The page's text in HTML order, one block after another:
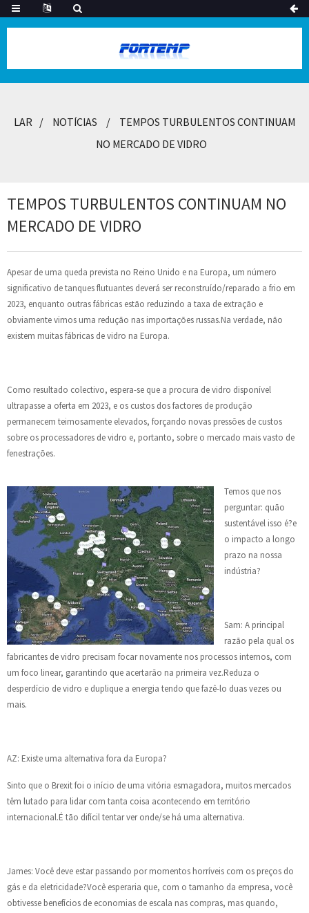
LAR NOTÍCIAS
TEMPOS TURBULENTOS CONTINUAM
NO MERCADO DE VIDRO
TEMPOS TURBULENTOS CONTINUAM NO
MERCADO DE VIDRO
Apesar de uma queda prevista no Reino Unido e na Europa, um número
significativo de tanques flutuantes deverá ser reconstruído/reparado a frio em
2023, enquanto outras fábricas estão reduzindo a taxa de extração e
obviamente vimos uma redução nas importações russas.Na verdade, não
existem muitas fábricas de vidro na Europa.
Como resultado colectivo, espera-se que a procura de vidro disponível
ultrapasse a oferta em 2023, e os custos dos factores de produção
permanecem teimosamente elevados, forçando novas pressões de custos
sobre os processadores de vidro e, portanto, sobre o mercado mais vasto de
fenestrações.
Temos que nos
perguntar: quão
sustentável isso é?e
o impacto a longo
prazo na nossa
indústria?
Sam: A principal
razão pela qual os
fabricantes de vidro precisam focar novamente nos processos internos, com
um foco linear, garantindo que acertarão na primeira vez.Reduza o
desperdício de vidro e duplique a energia tendo que fazê-lo duas vezes ou
mais.
AZ: Existe uma alternativa fora da Europa?
Sinto que o Brexit foi o início de uma vitória esmagadora, muitos mercados
têm lutado para lidar com tanta coisa acontecendo em território
internacional.É tão difícil tentar ver onde/se há uma alternativa.
James: Você deve estar passando por momentos horríveis com os preços do
gás e da eletricidade?Você esperaria que, com o tamanho da empresa, você
obtivesse benefícios de economias de escala nas compras, mas quando,